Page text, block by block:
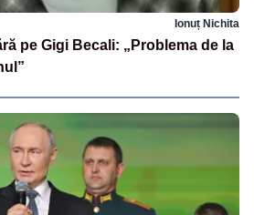
Ionuț Nichita
pe Gigi Becali: „Problema de la